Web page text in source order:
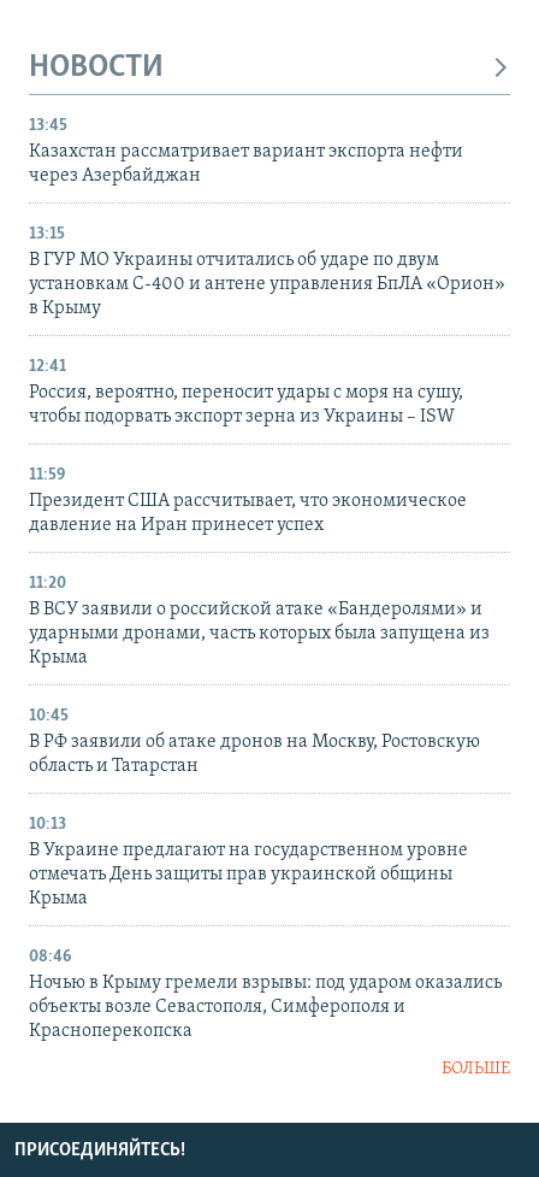
НОВОСТИ
13:45
Казахстан рассматривает вариант экспорта нефти
через Азербайджан
13:15
В ГУР МО Украины отчитались об ударе по двум
установкам С-400 и антене управления БпЛА «Орион»
в Крыму
12:41
Россия, вероятно, переносит удары с моря на сушу,
чтобы подорвать экспорт зерна из Украины – ISW
11:59
Президент США рассчитывает, что экономическое
давление на Иран принесет успех
11:20
В ВСУ заявили о российской атаке «Бандеролями» и
ударными дронами, часть которых была запущена из
Крыма
10:45
В РФ заявили об атаке дронов на Москву, Ростовскую
область и Татарстан
10:13
В Украине предлагают на государственном уровне
отмечать День защиты прав украинской общины
Крыма
08:46
Ночью в Крыму гремели взрывы: под ударом оказались
объекты возле Севастополя, Симферополя и
Красноперекопска
БОЛЬШЕ
ПРИСОЕДИНЯЙТЕСЬ!